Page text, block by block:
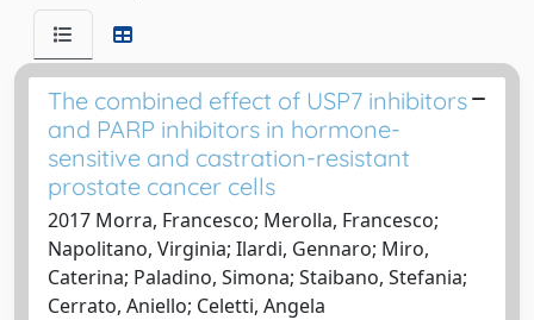
The combined effect of USP7 inhibitors
and PARP inhibitors in hormone-
sensitive and castration-resistant
prostate cancer cells
2017 Morra, Francesco; Merolla, Francesco;
Napolitano, Virginia; Ilardi, Gennaro; Miro,
Caterina; Paladino, Simona; Staibano, Stefania;
Cerrato, Aniello; Celetti, Angela